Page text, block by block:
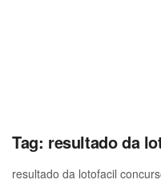
Tag: resultado da
resultado da lotofacil